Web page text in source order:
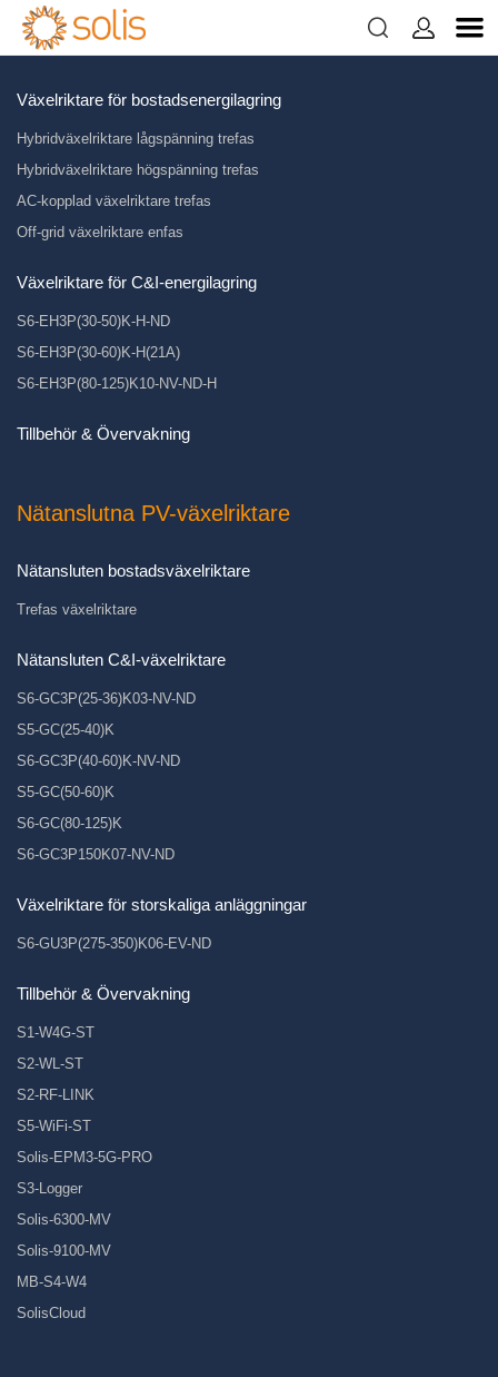
 
Hybrid- och Off-grid-växelriktare
Växelriktare för bostadsenergilagring
Hybridväxelriktare lågspänning trefas
Hybridväxelriktare högspänning trefas
AC-kopplad växelriktare trefas
Off-grid växelriktare enfas
Växelriktare för C&I-energilagring
S6-EH3P(30-50)K-H-ND
S6-EH3P(30-60)K-H(21A)
S6-EH3P(80-125)K10-NV-ND-H
Tillbehör & Övervakning
Nätanslutna PV-växelriktare
Nätansluten bostadsväxelriktare
Trefas växelriktare
Nätansluten C&I-växelriktare
S6-GC3P(25-36)K03-NV-ND
S5-GC(25-40)K
S6-GC3P(40-60)K-NV-ND
S5-GC(50-60)K
S6-GC(80-125)K
S6-GC3P150K07-NV-ND
Växelriktare för storskaliga anläggningar
S6-GU3P(275-350)K06-EV-ND
Tillbehör & Övervakning
S1-W4G-ST
S2-WL-ST
S2-RF-LINK
S5-WiFi-ST
Solis-EPM3-5G-PRO
S3-Logger
Solis-6300-MV
Solis-9100-MV
MB-S4-W4
SolisCloud